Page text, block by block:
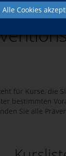
Alle Cookies
für Kurse, die
bestimmten
Sie alle